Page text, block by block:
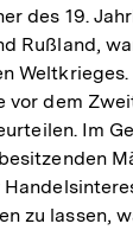
des 19.
Rußland,
vor dem
Im
zu lassen,